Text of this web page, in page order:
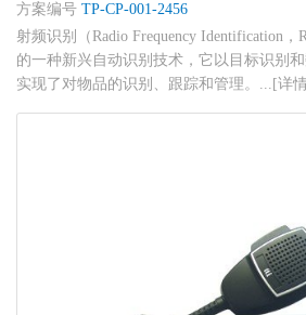
方案编号 TP-CP-001-2456
射频识别（Radio Frequency Identification
的一种新兴自动识别技术，它以目标识别
实现了对物品的识别、跟踪和管理。...[详